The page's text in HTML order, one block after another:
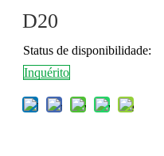
D20
Status de disponibilidade:
Inquérito